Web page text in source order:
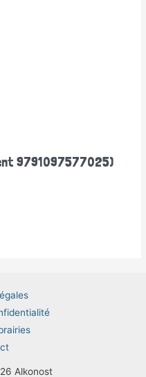
9791097577025)
Alkonost